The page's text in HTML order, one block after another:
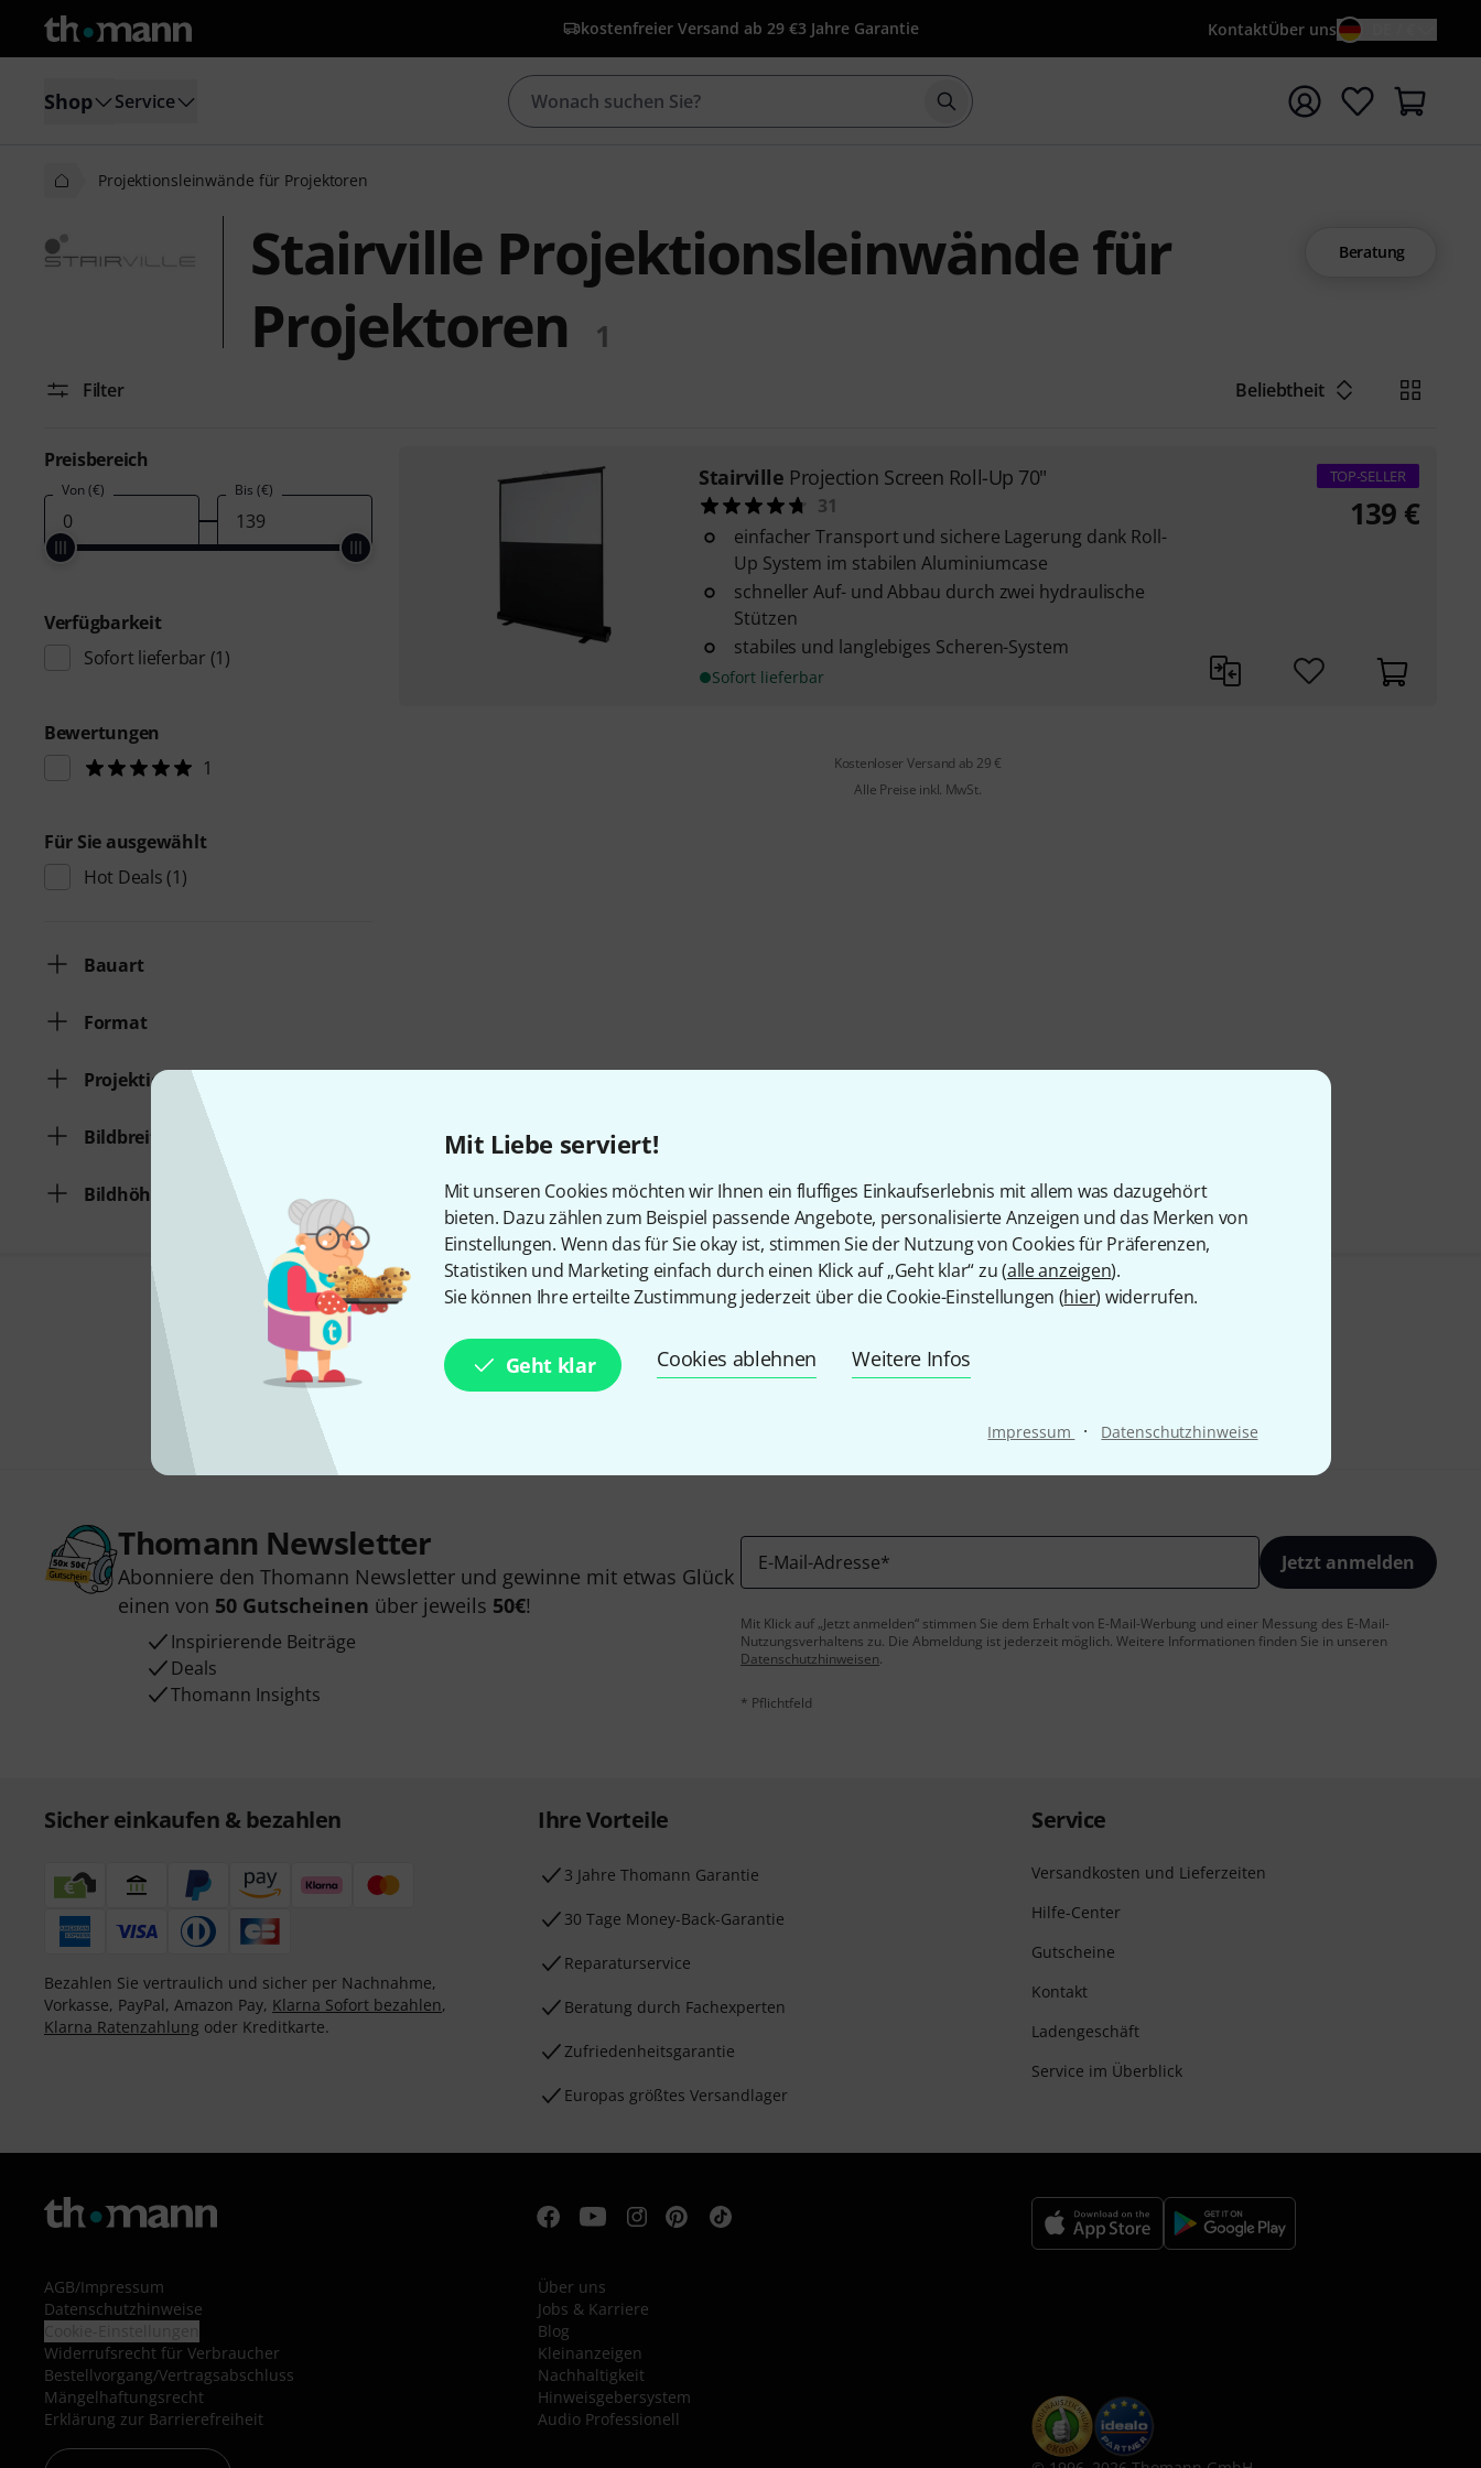
Mit Liebe serviert!
Mit unseren Cookies möchten wir Ihnen ein fluffiges Einkaufserlebnis mit allem was dazugehört
bieten. Dazu zählen zum Beispiel passende Angebote, personalisierte Anzeigen und das Merken von
Einstellungen. Wenn das für Sie okay ist, stimmen Sie der Nutzung von Cookies für Präferenzen,
Statistiken und Marketing einfach durch einen Klick auf „Geht klar“ zu (alle anzeigen).
Sie können Ihre erteilte Zustimmung jederzeit über die Cookie-Einstellungen (hier) widerrufen.
Geht klar Cookies ablehnen Weitere Infos
Impressum · Datenschutzhinweise
kostenfreier Versand ab 29 €3 Jahre Garantie KontaktÜber uns
Shop Service Suche mit Suchwort {searchTerm} starten
Projektionsleinwände für Projektoren
Stairville Projektionsleinwände für
Projektoren
1
Beratung
Filter Beliebtheit
Preisbereich
Von (€) Bis (€)
Verfügbarkeit
Sofort lieferbar (1)
Bewertungen
1
Für Sie ausgewählt
Hot Deals (1)
Bauart
Format
Projektionsart
Bildbreite [cm]
Bildhöhe [cm]
Stairville Projection Screen Roll-Up 70"
31
einfacher Transport und sichere Lagerung dank Roll-
Up System im stabilen Aluminiumcase
schneller Auf- und Abbau durch zwei hydraulische
Stützen
stabiles und langlebiges Scheren-System
Sofort lieferbar
TOP-SELLER
139 €
Kostenloser Versand ab 29 €
Alle Preise inkl. MwSt.
Gefällt Ihnen, was Sie sehen?
Teilen Hilfe & Feedback
Thomann Newsletter
Abonniere den Thomann Newsletter und gewinne mit etwas Glück
einen von 50 Gutscheinen über jeweils 50€!
Inspirierende Beiträge
Deals
Thomann Insights
E-Mail-Adresse* Jetzt anmelden
Mit Klick auf „Jetzt anmelden“ stimmen Sie dem Erhalt von E-Mail-Werbung und einer Messung des E-Mail-
Nutzungsverhaltens zu. Die Abmeldung ist jederzeit möglich. Weitere Informationen finden Sie in unseren
Datenschutzhinweisen.
* Pflichtfeld
Sicher einkaufen & bezahlen
Bezahlen Sie vertraulich und sicher per Nachnahme,
Vorkasse, PayPal, Amazon Pay, Klarna Sofort bezahlen,
Klarna Ratenzahlung oder Kreditkarte.
Ihre Vorteile
3 Jahre Thomann Garantie
30 Tage Money-Back-Garantie
Reparaturservice
Beratung durch Fachexperten
Zufriedenheitsgarantie
Europas größtes Versandlager
Service
Versandkosten und Lieferzeiten
Hilfe-Center
Gutscheine
Kontakt
Ladengeschäft
Service im Überblick
AGB/Impressum
Datenschutzhinweise
Widerrufsrecht für Verbraucher
Bestellvorgang/Vertragsabschluss
Mängelhaftungsrecht
Erklärung zur Barrierefreiheit
Über uns
Jobs & Karriere
Blog
Kleinanzeigen
Nachhaltigkeit
Hinweisgebersystem
Audio Professionell